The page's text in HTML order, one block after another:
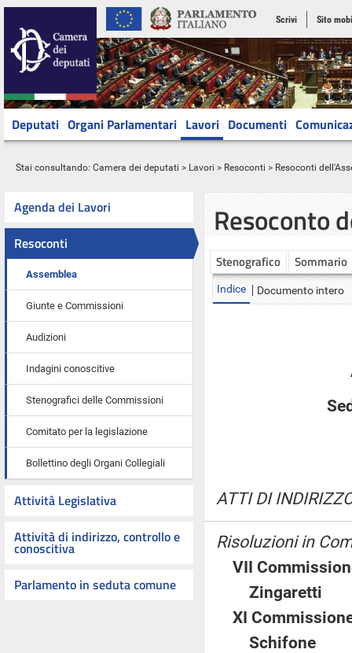
Scrivi Sito
Deputati Organi Parlamentari Lavori Documenti
Stai consultando: Camera dei deputati > Lavori > Resoconti > Resoconti
Agenda dei Lavori
Resoconti
Assemblea
Giunte e Commissioni
Audizioni
Indagini conoscitive
Stenografici delle Commissioni
Comitato per la legislazione
Bollettino degli Organi Collegiali
Attività Legislativa
Attività di indirizzo, controllo e
conoscitiva
Parlamento in seduta comune
Resoconto
Stenografico Sommario
Indice Documento intero
ATTI DI
Risoluzioni in
VII
XI
Schifone